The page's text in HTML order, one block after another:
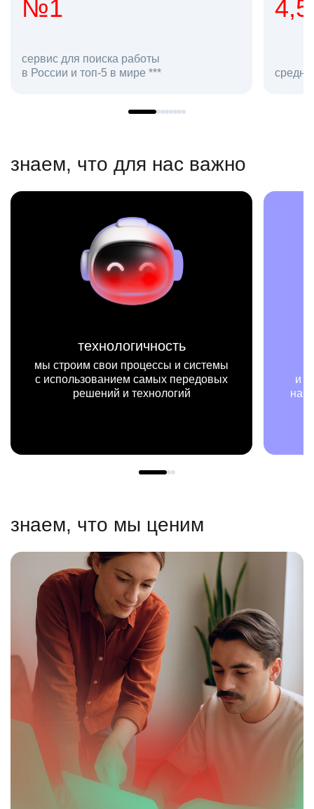
для поиска работы
и топ-5 в мире ***
средняя
знаем, что для нас важно
технологичность
мы строим свои процессы и системы
с использованием самых передовых
решений и технологий
и
нашей
знаем, что мы ценим